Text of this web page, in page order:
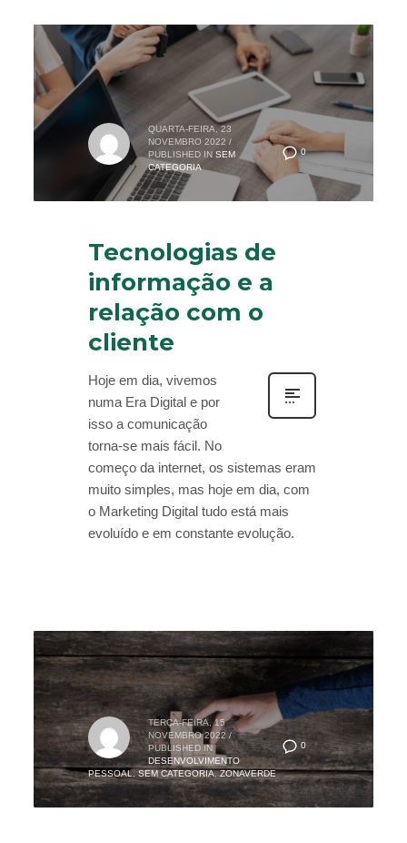
0
QUARTA-FEIRA, 23
NOVEMBRO 2022 /
PUBLISHED IN SEM
CATEGORIA
Tecnologias de
informação e a
relação com o
cliente
Hoje em dia, vivemos
numa Era Digital e por
isso a comunicação
torna-se mais fácil. No
começo da internet, os sistemas eram
muito simples, mas hoje em dia, com
o Marketing Digital tudo está mais
evoluído e em constante evolução.
0
TERÇA-FEIRA, 15
NOVEMBRO 2022 /
PUBLISHED IN
DESENVOLVIMENTO
PESSOAL ,SEM CATEGORIA,ZONAVERDE